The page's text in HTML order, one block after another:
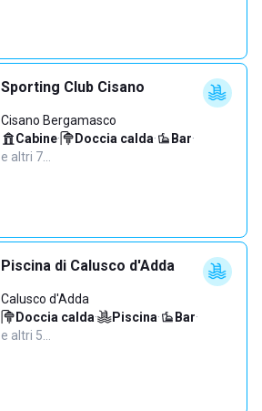
Sporting Club Cisano
Cisano Bergamasco
Cabine· Doccia calda· Bar·
e altri 7…
Piscina di Calusco d'Adda
Calusco d'Adda
Doccia calda· Piscina· Bar·
e altri 5…